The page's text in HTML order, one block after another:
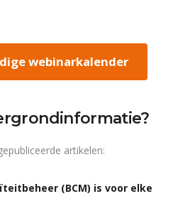
webinarkalender
artikelen:
(BCM) is voor elke